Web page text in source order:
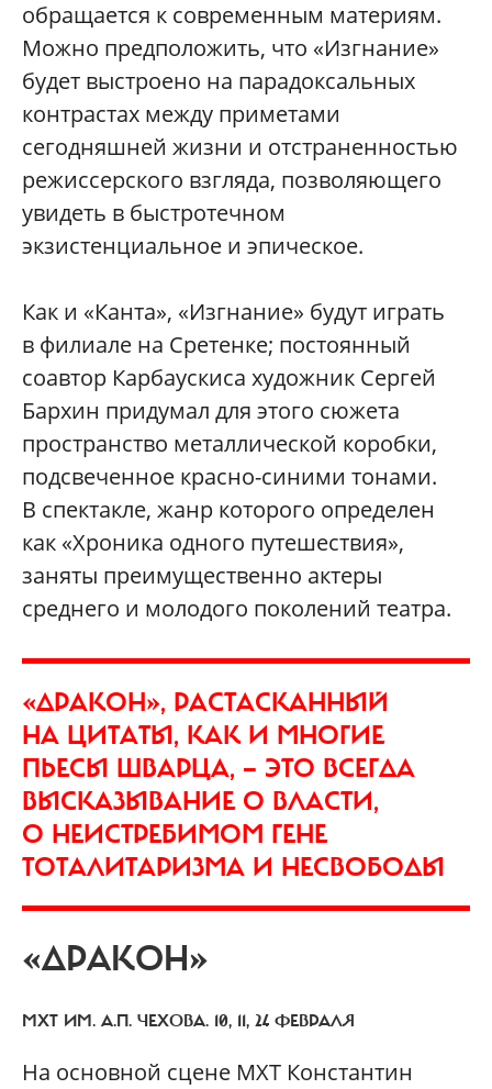
обращается к современным материям.
Можно предположить, что «Изгнание»
будет выстроено на парадоксальных
контрастах между приметами
сегодняшней жизни и отстраненностью
режиссерского взгляда, позволяющего
увидеть в быстротечном
экзистенциальное и эпическое.
Как и «Канта», «Изгнание» будут играть
в филиале на Сретенке; постоянный
соавтор Карбаускиса художник Сергей
Бархин придумал для этого сюжета
пространство металлической коробки,
подсвеченное красно-синими тонами.
В спектакле, жанр которого определен
как «Хроника одного путешествия»,
заняты преимущественно актеры
среднего и молодого поколений театра.
«ДРАКОН», РАСТАСКАННЫЙ
НА ЦИТАТЫ, КАК И МНОГИЕ
ПЬЕСЫ ШВАРЦА, — ЭТО ВСЕГДА
ВЫСКАЗЫВАНИЕ О ВЛАСТИ,
О НЕИСТРЕБИМОМ ГЕНЕ
ТОТАЛИТАРИЗМА И НЕСВОБОДЫ
«ДРАКОН»
МХТ ИМ. А.П. ЧЕХОВА. 10, 11, 24 ФЕВРАЛЯ
На основной сцене МХТ Константин